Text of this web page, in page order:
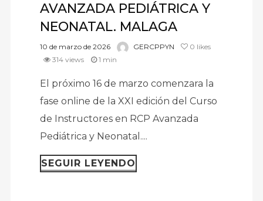
AVANZADA PEDIÁTRICA Y
NEONATAL. MALAGA
10 de marzo de 2026 GERCPPYN 0 likes
314 views
1 min
El próximo 16 de marzo comenzara la
fase online de la XXI edición del Curso
de Instructores en RCP Avanzada
Pediátrica y Neonatal....
SEGUIR LEYENDO